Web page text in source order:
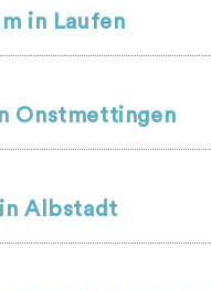
in Laufen
Onstmettingen
Albstadt